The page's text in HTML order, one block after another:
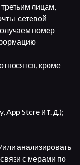
лицам,
сетевой
номер
кроме
Store и т. д.);
анализировать
с мерами по